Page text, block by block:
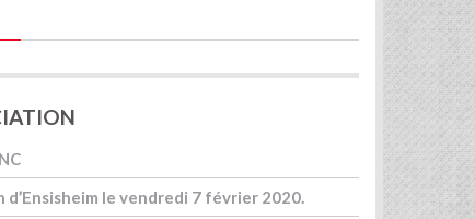
le vendredi 7 février 2020.